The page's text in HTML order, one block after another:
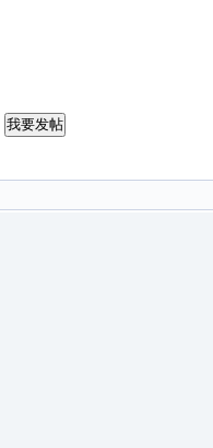
我要发帖